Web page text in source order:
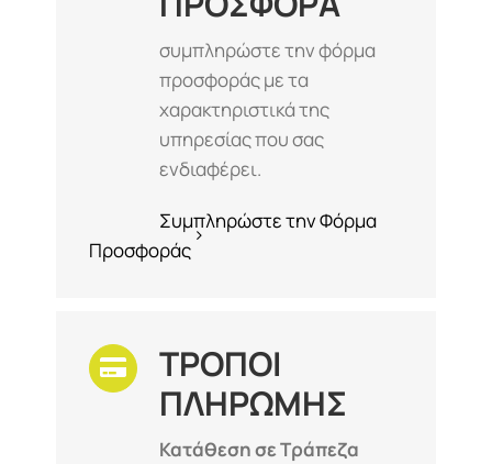
συμπληρώστε την φόρμα
προσφοράς με τα
χαρακτηριστικά της
υπηρεσίας που σας
ενδιαφέρει.
Συμπληρώστε την Φόρμα
Προσφοράς
ΤΡΟΠΟΙ
ΠΛΗΡΩΜΗΣ
Κατάθεση σε Τράπεζα